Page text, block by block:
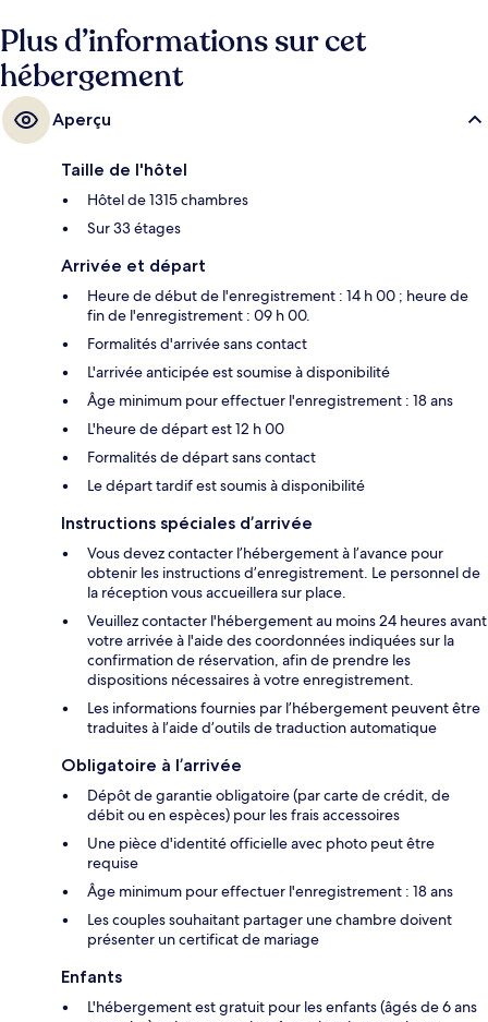
Plus d’informations sur cet
hébergement
Aperçu
Taille de l'hôtel
Hôtel de 1315 chambres
Sur 33 étages
Arrivée et départ
Heure de début de l'enregistrement : 14 h 00 ; heure de
fin de l'enregistrement : 09 h 00.
Formalités d'arrivée sans contact
L'arrivée anticipée est soumise à disponibilité
Âge minimum pour effectuer l'enregistrement : 18 ans
L'heure de départ est 12 h 00
Formalités de départ sans contact
Le départ tardif est soumis à disponibilité
Instructions spéciales d’arrivée
Vous devez contacter l’hébergement à l’avance pour
obtenir les instructions d’enregistrement. Le personnel de
la réception vous accueillera sur place.
Veuillez contacter l'hébergement au moins 24 heures avant
votre arrivée à l'aide des coordonnées indiquées sur la
confirmation de réservation, afin de prendre les
dispositions nécessaires à votre enregistrement.
Les informations fournies par l’hébergement peuvent être
traduites à l’aide d’outils de traduction automatique
Obligatoire à l’arrivée
Dépôt de garantie obligatoire (par carte de crédit, de
débit ou en espèces) pour les frais accessoires
Une pièce d'identité officielle avec photo peut être
requise
Âge minimum pour effectuer l'enregistrement : 18 ans
Les couples souhaitant partager une chambre doivent
présenter un certificat de mariage
Enfants
L'hébergement est gratuit pour les enfants (âgés de 6 ans